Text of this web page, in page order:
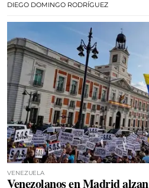
DIEGO DOMINGO RODRÍGUEZ
VENEZUELA
Venezolanos en Madrid